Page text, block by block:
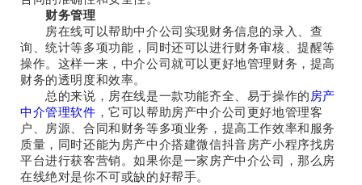
财务管理
房在线可以帮助中介公司实现财务信息的录入、查
询、统计等多项功能，同时还可以进行财务审核、提醒等
操作。这样一来，中介公司就可以更好地管理财务，提高
财务的透明度和效率。
总的来说，房在线是一款功能齐全、易于操作的房产
中介管理软件 ，它可以帮助房产中介公司更好地管理客
户、房源、合同和财务等多项业务，提高工作效率和服务
质量，同时还能为房产中介搭建微信抖音房产小程序找房
平台进行获客营销。如果你是一家房产中介公司，那么房
在线绝对是你不可或缺的好帮手。